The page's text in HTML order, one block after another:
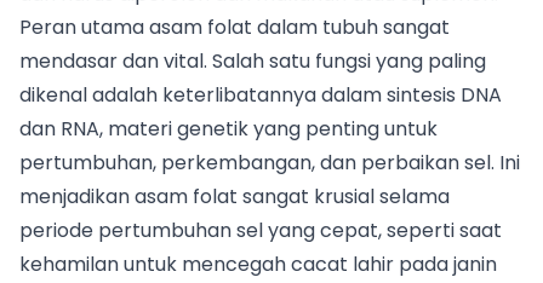
Peran utama asam folat dalam tubuh sangat
mendasar dan vital. Salah satu fungsi yang paling
dikenal adalah keterlibatannya dalam sintesis DNA
dan RNA, materi genetik yang penting untuk
pertumbuhan, perkembangan, dan perbaikan sel. Ini
menjadikan asam folat sangat krusial selama
periode pertumbuhan sel yang cepat, seperti saat
kehamilan untuk mencegah cacat lahir pada janin